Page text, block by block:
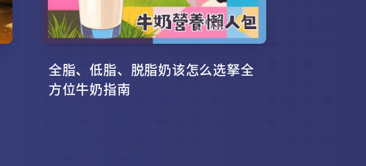
全脂、低脂、脱脂奶该怎么选拏全
方位牛奶指南